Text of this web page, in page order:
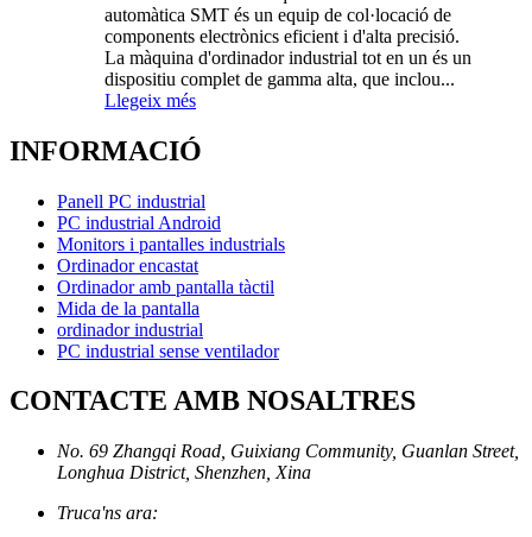
automàtica SMT és un equip de col·locació de
components electrònics eficient i d'alta precisió.
La màquina d'ordinador industrial tot en un és un
dispositiu complet de gamma alta, que inclou...
Llegeix més
INFORMACIÓ
Panell PC industrial
PC industrial Android
Monitors i pantalles industrials
Ordinador encastat
Ordinador amb pantalla tàctil
Mida de la pantalla
ordinador industrial
PC industrial sense ventilador
CONTACTE AMB NOSALTRES
No. 69 Zhangqi Road, Guixiang Community, Guanlan Street,
Longhua District, Shenzhen, Xina
Truca'ns ara: